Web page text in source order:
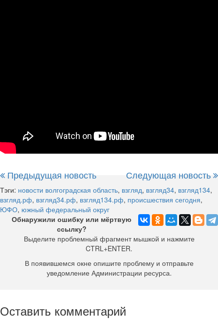
Предыдущая новость Следующая новость
Тэги: новости волгоградская область, взгляд, взгляд34, взгляд134,
взгляд.рф, взгляд34.рф, взгляд134.рф, происшествия сегодня,
ЮФО, южный федеральный округ
Обнаружили ошибку или мёртвую
ссылку?
Выделите проблемный фрагмент мышкой и нажмите
CTRL+ENTER.
В появившемся окне опишите проблему и отправьте
уведомление Администрации ресурса.
Оставить комментарий